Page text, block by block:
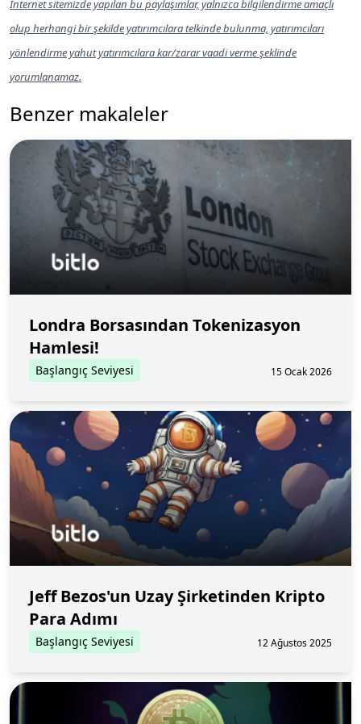
İnternet sitemizde yapılan bu paylaşımlar, yalnızca bilgilendirme amaçlı
olup herhangi bir şekilde yatırımcılara telkinde bulunma, yatırımcıları
yönlendirme yahut yatırımcılara kar/zarar vaadi verme şeklinde
yorumlanamaz.
Benzer makaleler
Londra Borsasından Tokenizasyon
Hamlesi!
Başlangıç Seviyesi 15 Ocak 2026
Jeff Bezos'un Uzay Şirketinden Kripto
Para Adımı
Başlangıç Seviyesi 12 Ağustos 2025